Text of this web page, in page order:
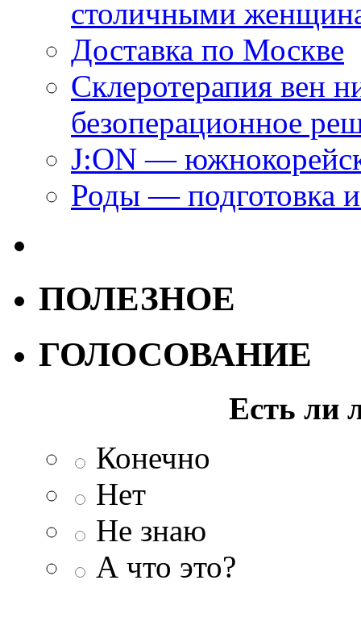
столичными
Доставка по Москве
Склеротерапия вен
безоперационное
J:ON —
Роды — подготовка
ПОЛЕЗНОЕ
ГОЛОСОВАНИЕ
Есть ли
Конечно
Нет
Не знаю
А что это?